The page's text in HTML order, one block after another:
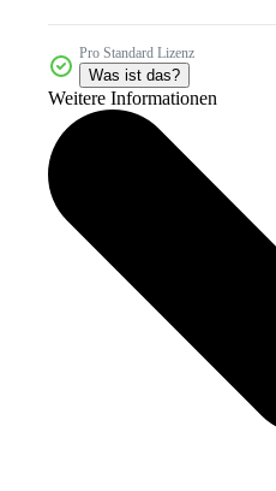
Pro Standard Lizenz
Was ist das?
Weitere Informationen